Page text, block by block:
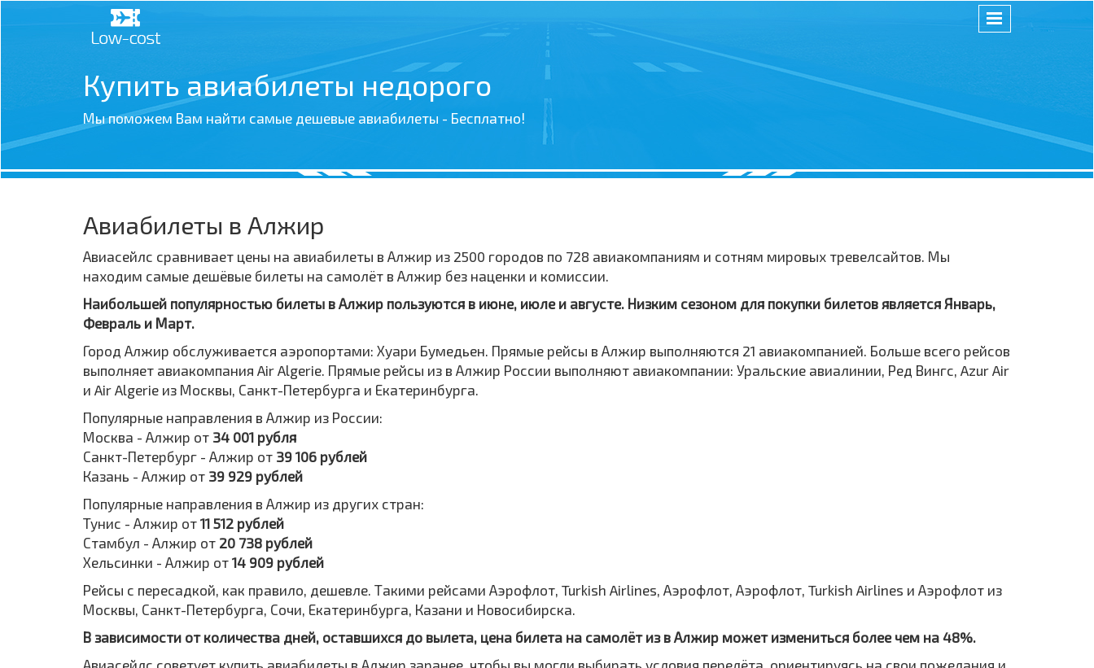
Купить авиабилеты недорого
Мы поможем Вам найти самые дешевые авиабилеты - Бесплатно!
Авиабилеты в Алжир
Авиасейлс сравнивает цены на авиабилеты в Алжир из 2500 городов по 728 авиакомпаниям и сотням мировых тревелсайтов. Мы
находим самые дешёвые билеты на самолёт в Алжир без наценки и комиссии.
Наибольшей популярностью билеты в Алжир пользуются в июне, июле и августе. Низким сезоном для покупки билетов является Январь,
Февраль и Март.
Город Алжир обслуживается аэропортами: Хуари Бумедьен. Прямые рейсы в Алжир выполняются 21 авиакомпанией. Больше всего рейсов
выполняет авиакомпания Air Algerie. Прямые рейсы из в Алжир России выполняют авиакомпании: Уральские авиалинии, Ред Вингс, Azur Air
и Air Algerie из Москвы, Санкт-Петербурга и Екатеринбурга.
Популярные направления в Алжир из России:
Москва - Алжир от 34 001 рубля
Санкт-Петербург - Алжир от 39 106 рублей
Казань - Алжир от 39 929 рублей
Популярные направления в Алжир из других стран:
Тунис - Алжир от 11 512 рублей
Стамбул - Алжир от 20 738 рублей
Хельсинки - Алжир от 14 909 рублей
Рейсы с пересадкой, как правило, дешевле. Такими рейсами Аэрофлот, Turkish Airlines, Аэрофлот, Аэрофлот, Turkish Airlines и Аэрофлот из
Москвы, Санкт-Петербурга, Сочи, Екатеринбурга, Казани и Новосибирска.
В зависимости от количества дней, оставшихся до вылета, цена билета на самолёт из в Алжир может измениться более чем на 48%.
Авиасейлс советует купить авиабилеты в Алжир заранее, чтобы вы могли выбирать условия перелёта, ориентируясь на свои пожелания и